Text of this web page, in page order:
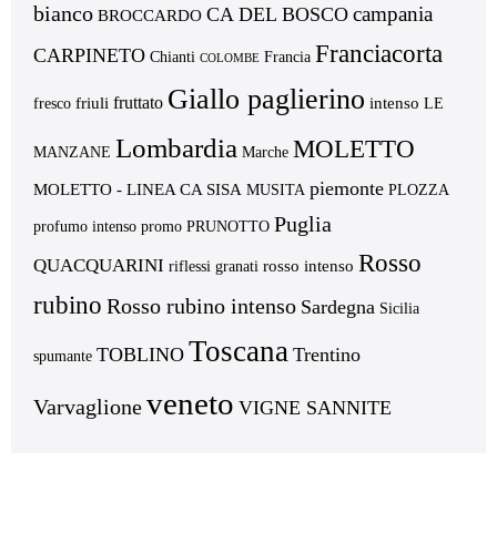
bianco BROCCARDO CA DEL BOSCO campania
CARPINETO Chianti COLOMBE Francia Franciacorta
fresco friuli fruttato Giallo paglierino intenso LE
MANZANE Lombardia Marche MOLETTO
MOLETTO - LINEA CA SISA MUSITA piemonte PLOZZA
profumo intenso promo PRUNOTTO Puglia
QUACQUARINI riflessi granati rosso intenso Rosso
rubino Rosso rubino intenso Sardegna Sicilia
spumante TOBLINO Toscana Trentino
Varvaglioneveneto VIGNE SANNITE